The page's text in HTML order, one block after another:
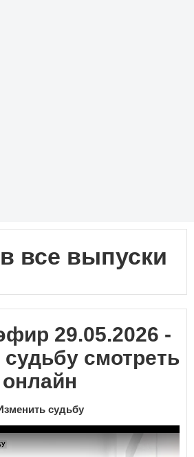
все выпуски
29.05.2026 -
смотреть
онлайн
судьбу